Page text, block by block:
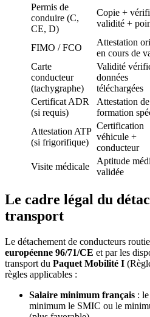
Permis de
conduire (C,
CE, D)
Copie +
validité +
FIMO / FCO
Attestation
en cours de
Carte
conducteur
(tachygraphe)
Validité
données
téléchargées
Certificat ADR
(si requis)
Attestation de
formation
Attestation ATP
(si frigorifique)
Certification
véhicule +
conducteur
Visite médicale
Aptitude
validée
Le cadre légal du
transport
Le détachement de conducteurs
européenne 96/71/CE et par les
transport du Paquet Mobilité I
règles applicables :
Salaire minimum français :
minimum le SMIC ou le